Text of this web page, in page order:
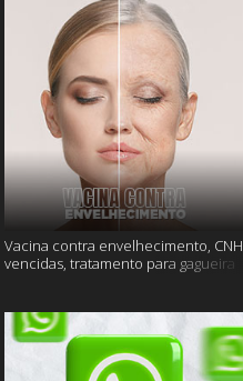
Vacina contra envelhecimento, CNH
vencidas, tratamento para gagueira